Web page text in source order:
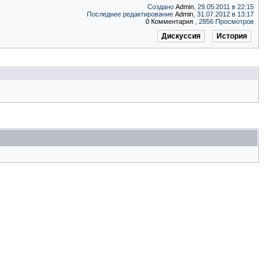
Создано Admin , 29.05.2011 в 22:15
Последнее редактирование Admin , 31.07.2012 в 13:17
0 Комментария , 2856 Просмотров
Дискуссия История